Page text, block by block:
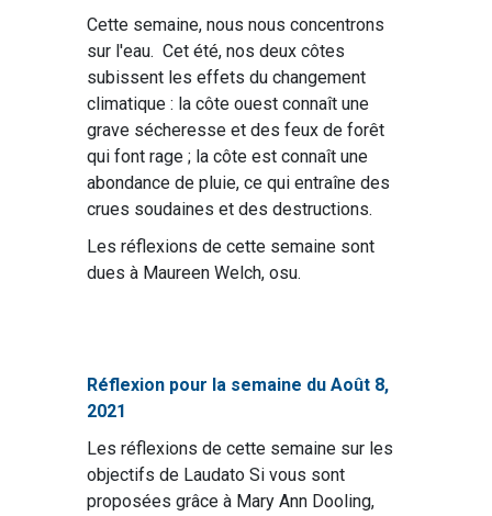
Cette semaine, nous nous concentrons
sur l'eau. Cet été, nos deux côtes
subissent les effets du changement
climatique : la côte ouest connaît une
grave sécheresse et des feux de forêt
qui font rage ; la côte est connaît une
abondance de pluie, ce qui entraîne des
crues soudaines et des destructions.
Les réflexions de cette semaine sont
dues à Maureen Welch, osu.
Réflexion pour la semaine du Août 8,
2021
Les réflexions de cette semaine sur les
objectifs de Laudato Si vous sont
proposées grâce à Mary Ann Dooling,